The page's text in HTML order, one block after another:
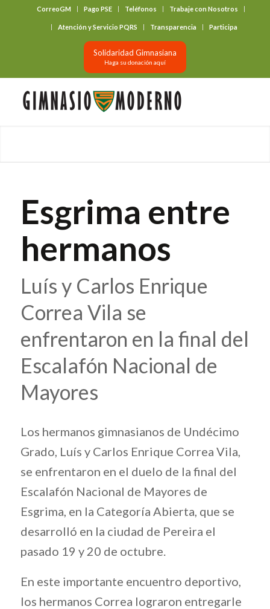
CorreoGM Pago PSE Teléfonos Trabaje con Nosotros
Atención y Servicio PQRS Transparencia Participa
Solidaridad Gimnasiana
Haga su donación aquí
Esgrima entre
hermanos
Luís y Carlos Enrique
Correa Vila se
enfrentaron en la final del
Escalafón Nacional de
Mayores
Los hermanos gimnasianos de Undécimo
Grado, Luís y Carlos Enrique Correa Vila,
se enfrentaron en el duelo de la final del
Escalafón Nacional de Mayores de
Esgrima, en la Categoría Abierta, que se
desarrolló en la ciudad de Pereira el
pasado 19 y 20 de octubre.
En este importante encuentro deportivo,
los hermanos Correa lograron entregarle